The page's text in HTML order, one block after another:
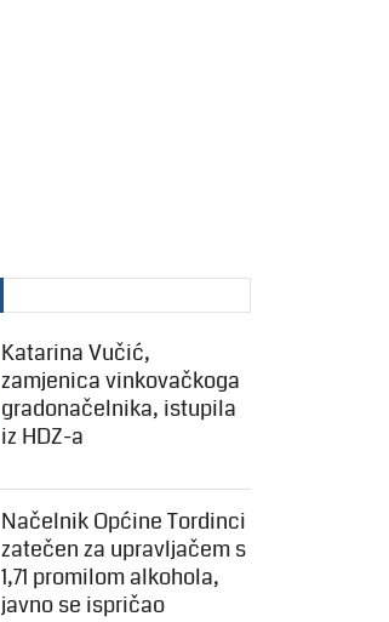
Katarina Vučić,
zamjenica vinkovačkoga
gradonačelnika, istupila
iz HDZ-a
Načelnik Općine Tordinci
zatečen za upravljačem s
1,71 promilom alkohola,
javno se ispričao